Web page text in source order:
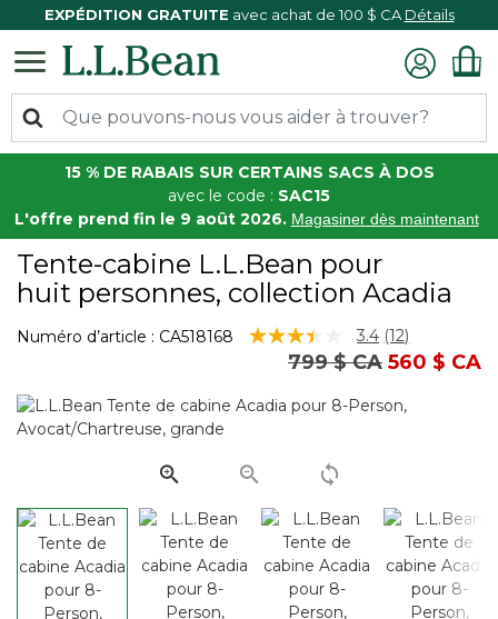
EXPÉDITION GRATUITE avec achat de 100 $ CA Détails
15 % DE RABAIS SUR CERTAINS SACS À DOS
avec le code : SAC15
L'offre prend fin le 9 août 2026. Magasiner dès maintenant
Tente-cabine L.L.Bean pour
huit personnes, collection Acadia
Numéro d’article : CA518168 3,5 sur 5 Évaluation des clients
3.4 Lire
les
Lien
(12)
Prix réduit de
799 $ CAà560 $ CA